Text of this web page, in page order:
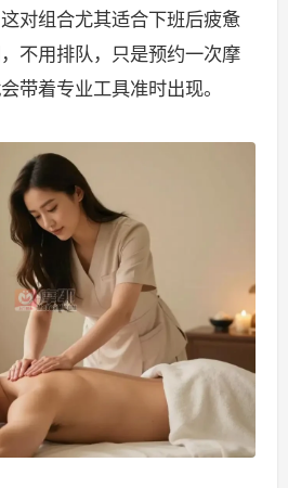
对组合尤其适合下班后疲惫
不用排队，只是预约一次摩
带着专业工具准时出现。